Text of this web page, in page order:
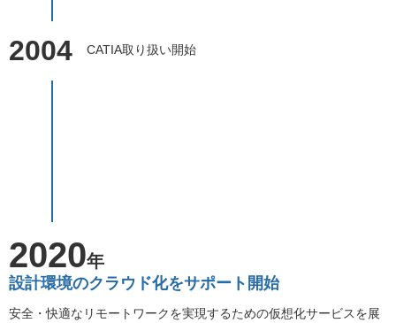
2004 CATIA取り扱い開始
2020年
設計環境のクラウド化をサポート開始
安全・快適なリモートワークを実現するための仮想化サービスを展